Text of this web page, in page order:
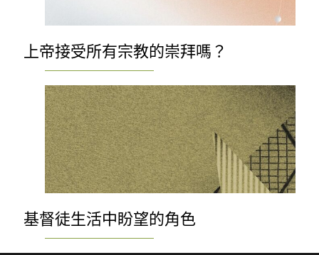
上帝接受所有宗教的崇拜嗎？
基督徒生活中盼望的角色